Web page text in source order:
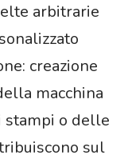
arbitrarie
creazione
macchina
stampi o delle
sul